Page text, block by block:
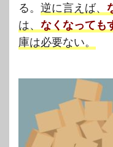
る。 逆に言えば、
は、 なくなっても
庫は必要ない。